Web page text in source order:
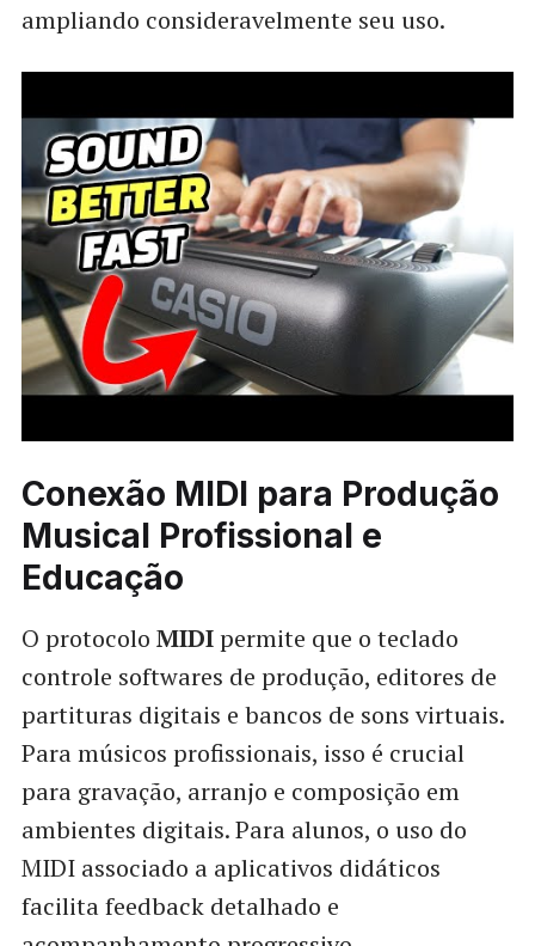
ampliando consideravelmente seu uso.
Conexão MIDI para Produção
Musical Profissional e
Educação
O protocolo MIDIpermite que o teclado
controle softwares de produção, editores de
partituras digitais e bancos de sons virtuais.
Para músicos profissionais, isso é crucial
para gravação, arranjo e composição em
ambientes digitais. Para alunos, o uso do
MIDI associado a aplicativos didáticos
facilita feedback detalhado e